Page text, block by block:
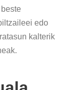
edo
kalterik